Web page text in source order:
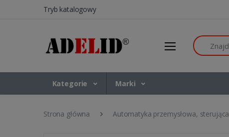
Tryb katalogowy
Szukaj
Kategorie Marki
Strona główna Automatyka przemysłowa, sterująca